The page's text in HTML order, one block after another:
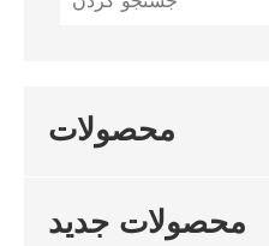
محصولات
محصولات جدید